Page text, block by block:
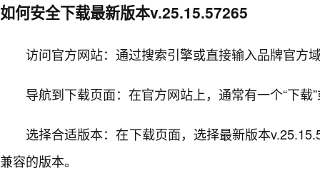
如何安全下载最新版本v.25.15.57265
访问官方网站：通过搜索引擎或直接输入品牌官方
导航到下载页面：在官方网站上，通常有一个“下载
选择合适版本：在下载页面，选择最新版本
兼容的版本。